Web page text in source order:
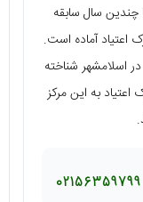
چندین سال سابقه
اعتیاد آماده است.
اسلامشهر شناخته
اعتیاد به این مرکز
02156359799